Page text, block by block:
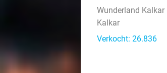
Wunderland Kalkar
Kalkar
Verkocht: 26.836